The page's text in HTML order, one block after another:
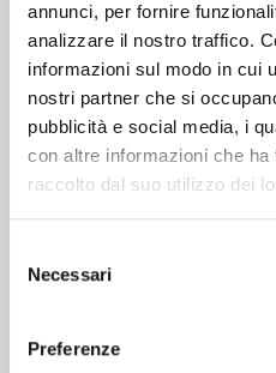
annunci, per fornire
analizzare il nostro traffico.
informazioni sul modo in cui
nostri partner che si
pubblicità e social media, i
con altre informazioni che
raccolto dal suo utilizzo dei
delNecessari
PreferenzeDETECTIVE